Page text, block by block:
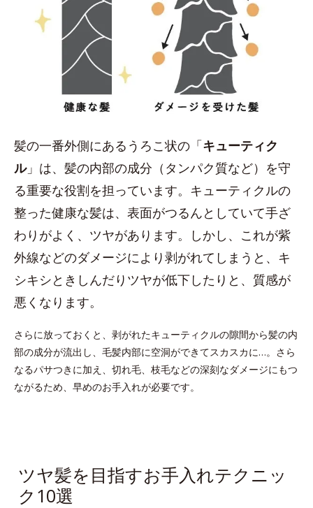
髪の一番外側にあるうろこ状の「キューティク
ル」は、髪の内部の成分（タンパク質など）を守
る重要な役割を担っています。キューティクルの
整った健康な髪は、表面がつるんとしていて手ざ
わりがよく、ツヤがあります。しかし、これが紫
外線などのダメージにより剥がれてしまうと、キ
シキシときしんだりツヤが低下したりと、質感が
悪くなります。
さらに放っておくと、剥がれたキューティクルの隙間から髪の内
部の成分が流出し、毛髪内部に空洞ができてスカスカに…。さら
なるパサつきに加え、切れ毛、枝毛などの深刻なダメージにもつ
ながるため、早めのお手入れが必要です。
ツヤ髪を目指すお手入れテクニッ
ク10選